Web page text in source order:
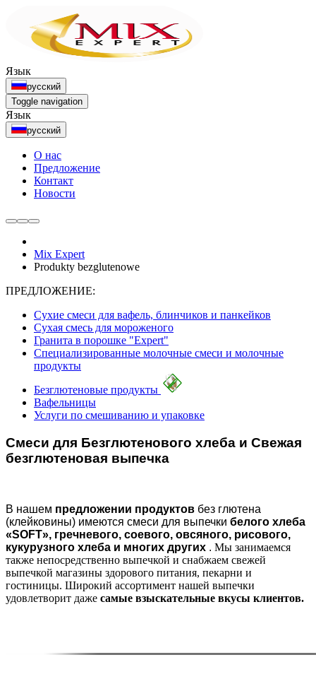
Язык
русский
Toggle navigation
Язык
русский
О нас
Предложение
Контакт
Новости
Mix Expert
Produkty bezglutenowe
ПРЕДЛОЖЕНИЕ:
Сухие смеси для вафель, блинчиков и панкейков
Сухая смесь для мороженого
Гранита в порошке "Expert"
Специализированные молочные смеси и молочные
продукты
Безглютеновые продукты
Вафельницы
Услуги по смешиванию и упаковке
Смеси для Безглютенового хлеба и Свежая
безглютеновая выпечка
В нашем предложении продуктов без глютена
(клейковины) имеются смеси для выпечки белого хлеба
«SOFT», гречневого, соевого, овсяного, рисового,
кукурузного хлеба и многих других . Мы занимаемся
также непосредственно выпечкой и снабжаем свежей
выпечкой магазины здорового питания, пекарни и
гостиницы. Широкий ассортимент нашей выпечки
удовлетворит даже самые взыскательные вкусы клиентов.